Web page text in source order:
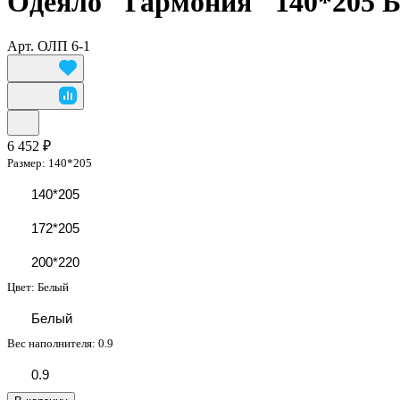
Арт. ОЛП 6-1
6 452 ₽
Размер: 140*205
140*205
172*205
200*220
Цвет: Белый
Белый
Вес наполнителя: 0.9
0.9